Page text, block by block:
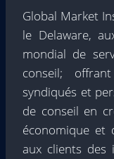
Global Market
le Delaware,
mondial de
conseil;
syndiqués et
de conseil en
économique et
aux clients des